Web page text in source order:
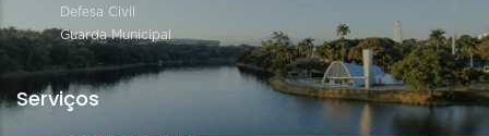
Defesa Civil
Guarda Municipal
Serviços